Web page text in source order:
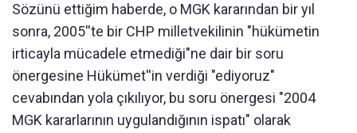
Sözünü ettiğim haberde, o MGK kararından bir yıl
sonra, 2005''te bir CHP milletvekilinin "hükümetin
irticayla mücadele etmediği"ne dair bir soru
önergesine Hükümet''in verdiği "ediyoruz"
cevabından yola çıkılıyor, bu soru önergesi "2004
MGK kararlarının uygulandığının ispatı" olarak